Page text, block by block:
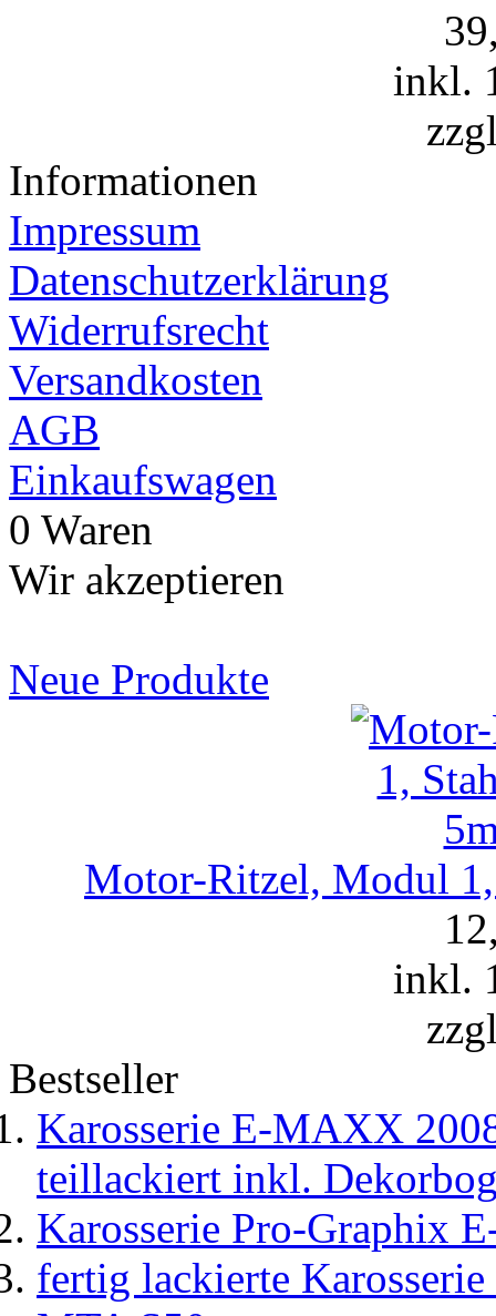
inkl.
Informationen
Impressum
Datenschutzerklärung
Widerrufsrecht
Versandkosten
AGB
Einkaufswagen
0 Waren
Wir akzeptieren
Neue Produkte
Motor-Ritzel, Modul
inkl.
Bestseller
Karosserie E-MAXX
teillackiert inkl.
Karosserie Pro-Graphix
fertig lackierte